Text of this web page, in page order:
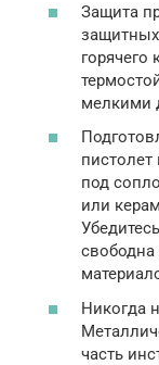
Защита
горячего
мелкими
под
или
Никогда
часть